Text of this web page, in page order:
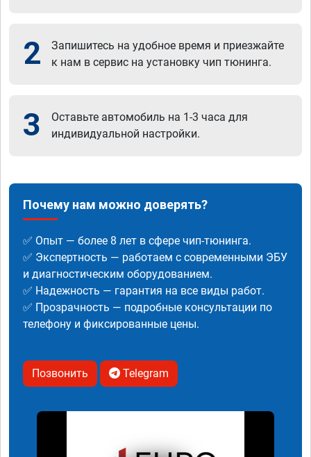
2
Запишитесь на удобное время и приезжайте
к нам в сервис на установку чип тюнинга.
3
Оставьте автомобиль на 1-3 часа для
индивидуальной настройки.
Почему нам можно доверять?
✅ Опыт — более 8 лет в сфере чип-тюнинга.
✅ Экспертность — работаем с современными ЭБУ
и диагностическим оборудованием.
✅ Надежность — гарантия на все виды работ.
✅ Прозрачность — подробные консультации по
телефону и фиксированные цены.
Позвонить Telegram